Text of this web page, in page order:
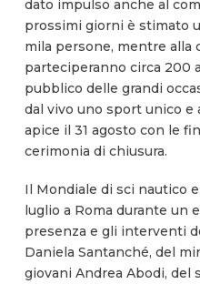
dato impulso anche al
prossimi giorni è stimato
mila persone, mentre alla
parteciperanno circa 200
pubblico delle grandi
dal vivo uno sport unico e
apice il 31 agosto con le
cerimonia di chiusura.
Il Mondiale di sci nautico
luglio a Roma durante un
presenza e gli interventi
Daniela Santanché, del
giovani Andrea Abodi, del